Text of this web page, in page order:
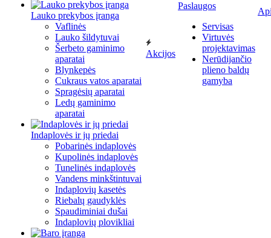
Lauko prekybos įranga
Vaflinės
Lauko šildytuvai
Šerbeto gaminimo
aparatai
Blynkepės
Cukraus vatos aparatai
Spragėsių aparatai
Ledų gaminimo
aparatai
Indaplovės ir jų priedai
Pobarinės indaplovės
Kupolinės indaplovės
Tunelinės indaplovės
Vandens minkštintuvai
Indaplovių kasetės
Riebalų gaudyklės
Spaudiminiai dušai
Indaplovių plovikliai
Akcijos
Paslaugos
Servisas
Virtuvės
projektavimas
Nerūdijančio
plieno baldų
gamyba